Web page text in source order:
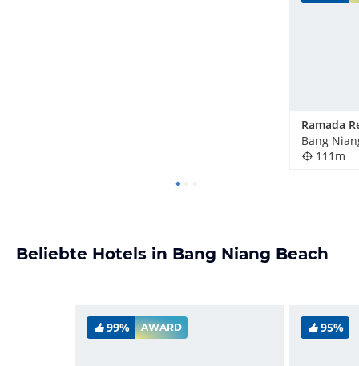
Bang
111m
Beliebte Hotels in Bang Niang Beach
99% AWARD 95%